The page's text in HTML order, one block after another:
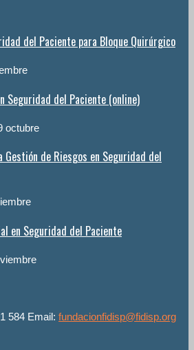
del Paciente para Bloque Quirúrgico
Seguridad del Paciente (online)
octubre
Gestión de Riesgos en Seguridad del
en Seguridad del Paciente
584 Email: fundacionfidisp@fidisp.org